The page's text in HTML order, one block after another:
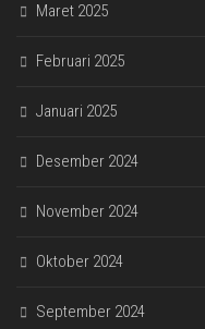
Maret 2025
Februari 2025
Januari 2025
Desember 2024
November 2024
Oktober 2024
September 2024